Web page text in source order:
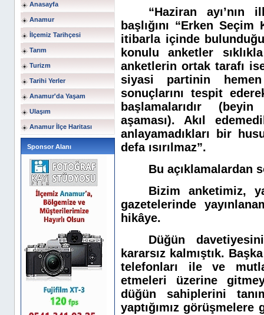
Anasayfa
Anamur
İlçemiz Tarihçesi
Tarım
Turizm
Tarihi Yerler
Anamur'da Yaşam
Ulaşım
Anamur İlçe Haritası
Sponsor Alanı
“Haziran ayı’nın
başlığını “Erken
itibarla içinde
konulu anketler
anketlerin ortak tarafı
siyasi partinin
sonuçlarını tespit
başlamalarıdır
aşaması). Akıl
anlayamadıkları bir
defa ısırılmaz”.
Bu açıklamalardan
Bizim anketimiz,
gazetelerinde
hikâye.
Düğün
kararsız kalmıştık.
telefonları ile ve
etmeleri üzerine
düğün sahiplerini
yaptığımız